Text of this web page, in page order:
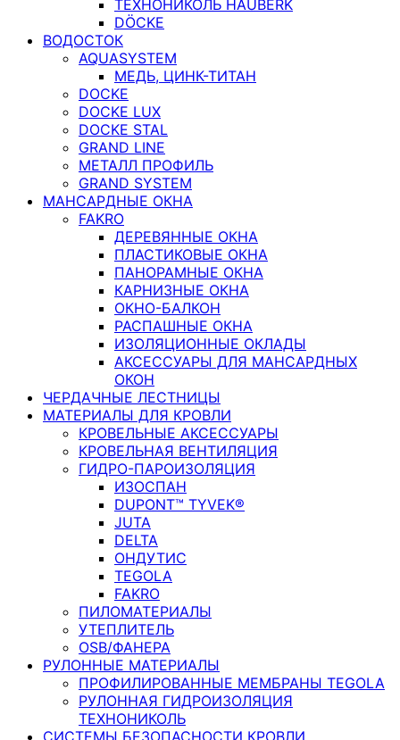
ТЕХНОНИКОЛЬ HAUBERK
DÖCKE
ВОДОСТОК
AQUASYSTEM
МЕДЬ, ЦИНК-ТИТАН
DOCKE
DOCKE LUX
DOCKE STAL
GRAND LINE
МЕТАЛЛ ПРОФИЛЬ
GRAND SYSTEM
МАНСАРДНЫЕ ОКНА
FAKRO
ДЕРЕВЯННЫЕ ОКНА
ПЛАСТИКОВЫЕ ОКНА
ПАНОРАМНЫЕ ОКНА
КАРНИЗНЫЕ ОКНА
ОКНО-БАЛКОН
РАСПАШНЫЕ ОКНА
ИЗОЛЯЦИОННЫЕ ОКЛАДЫ
АКСЕССУАРЫ ДЛЯ МАНСАРДНЫХ
ОКОН
ЧЕРДАЧНЫЕ ЛЕСТНИЦЫ
МАТЕРИАЛЫ ДЛЯ КРОВЛИ
КРОВЕЛЬНЫЕ АКСЕССУАРЫ
КРОВЕЛЬНАЯ ВЕНТИЛЯЦИЯ
ГИДРО-ПАРОИЗОЛЯЦИЯ
ИЗОСПАН
DUPONT™ TYVEK®
JUTA
DELTA
ОНДУТИС
TEGOLA
FAKRO
ПИЛОМАТЕРИАЛЫ
УТЕПЛИТЕЛЬ
OSB/ФАНЕРА
РУЛОННЫЕ МАТЕРИАЛЫ
ПРОФИЛИРОВАННЫЕ МЕМБРАНЫ TEGOLA
РУЛОННАЯ ГИДРОИЗОЛЯЦИЯ
ТЕХНОНИКОЛЬ
СИСТЕМЫ БЕЗОПАСНОСТИ КРОВЛИ